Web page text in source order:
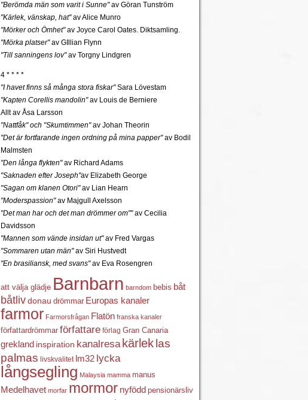
"Berömda män som varit i Sunne"av Göran Tunström
"Kärlek, vänskap, hat"av Alice Munro
"Mörker och Ömhet"av Joyce Carol Oates. Diktsamling.
"Mörka platser"av GIllian Flynn
"Till sanningens lov"av Torgny Lindgren
4 * * * *
"I havet finns så många stora fiskar"Sara Lövestam
"Kapten Corellis mandolin"av Louis de Berniere
Allt av Åsa Larsson
"Nattfåk" och "Skumtimmen"av Johan Theorin
"Det är fortfarande ingen ordning på mina papper"av Bodil
Malmsten
"Den långa flykten"av Richard Adams
"Saknaden efter Joseph"av Elizabeth George
"Sagan om klanen Otori"av Lian Hearn
"Moderspassion"av Majgull Axelsson
"Det man har och det man drömmer om""av Cecilia
Davidsson
"Mannen som vände insidan ut"av Fred Vargas
"Sommaren utan män"av Siri Hustvedt
"En brasiliansk, med svans"av Eva Rosengren
att välja glädje Barnbarn barndom bebis båt
båtliv donau drömmar Europas kanaler
farmor Farmorsfrågan Flatön franska kanaler
författardrömmar författare förlag Gran Canaria
grekland inspiration kanalresa kärlek las
palmas livskvalitet lm32 lycka
långsegling Malaysia mamma manus
Medelhavet morfar mormor nyfödd pensionärsliv